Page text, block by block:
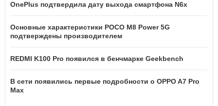
OnePlus подтвердила дату выхода смартфона N6x
Основные характеристики POCO M8 Power 5G
подтверждены производителем
REDMI K100 Pro появился в бенчмарке Geekbench
В сети появились первые подробности о OPPO A7 Pro
Max